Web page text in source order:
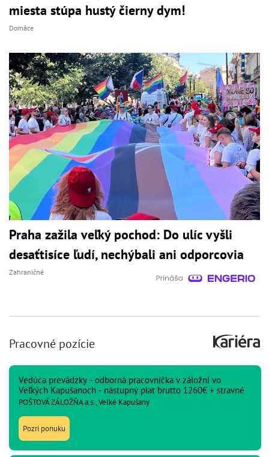
miesta stúpa hustý čierny dym!
Domáce
Praha zažila veľký pochod: Do ulíc vyšli
desaťtisíce ľudí, nechýbali ani odporcovia
Zahraničné
Pracovné pozície
Vedúca prevádzky - odborná pracovníčka v záložni vo
Veľkých Kapušanoch - nástupný plat brutto 1260€ + stravné
POŠTOVÁ ZÁLOŽŇA a.s., Veľké Kapušany
Pozri ponuku